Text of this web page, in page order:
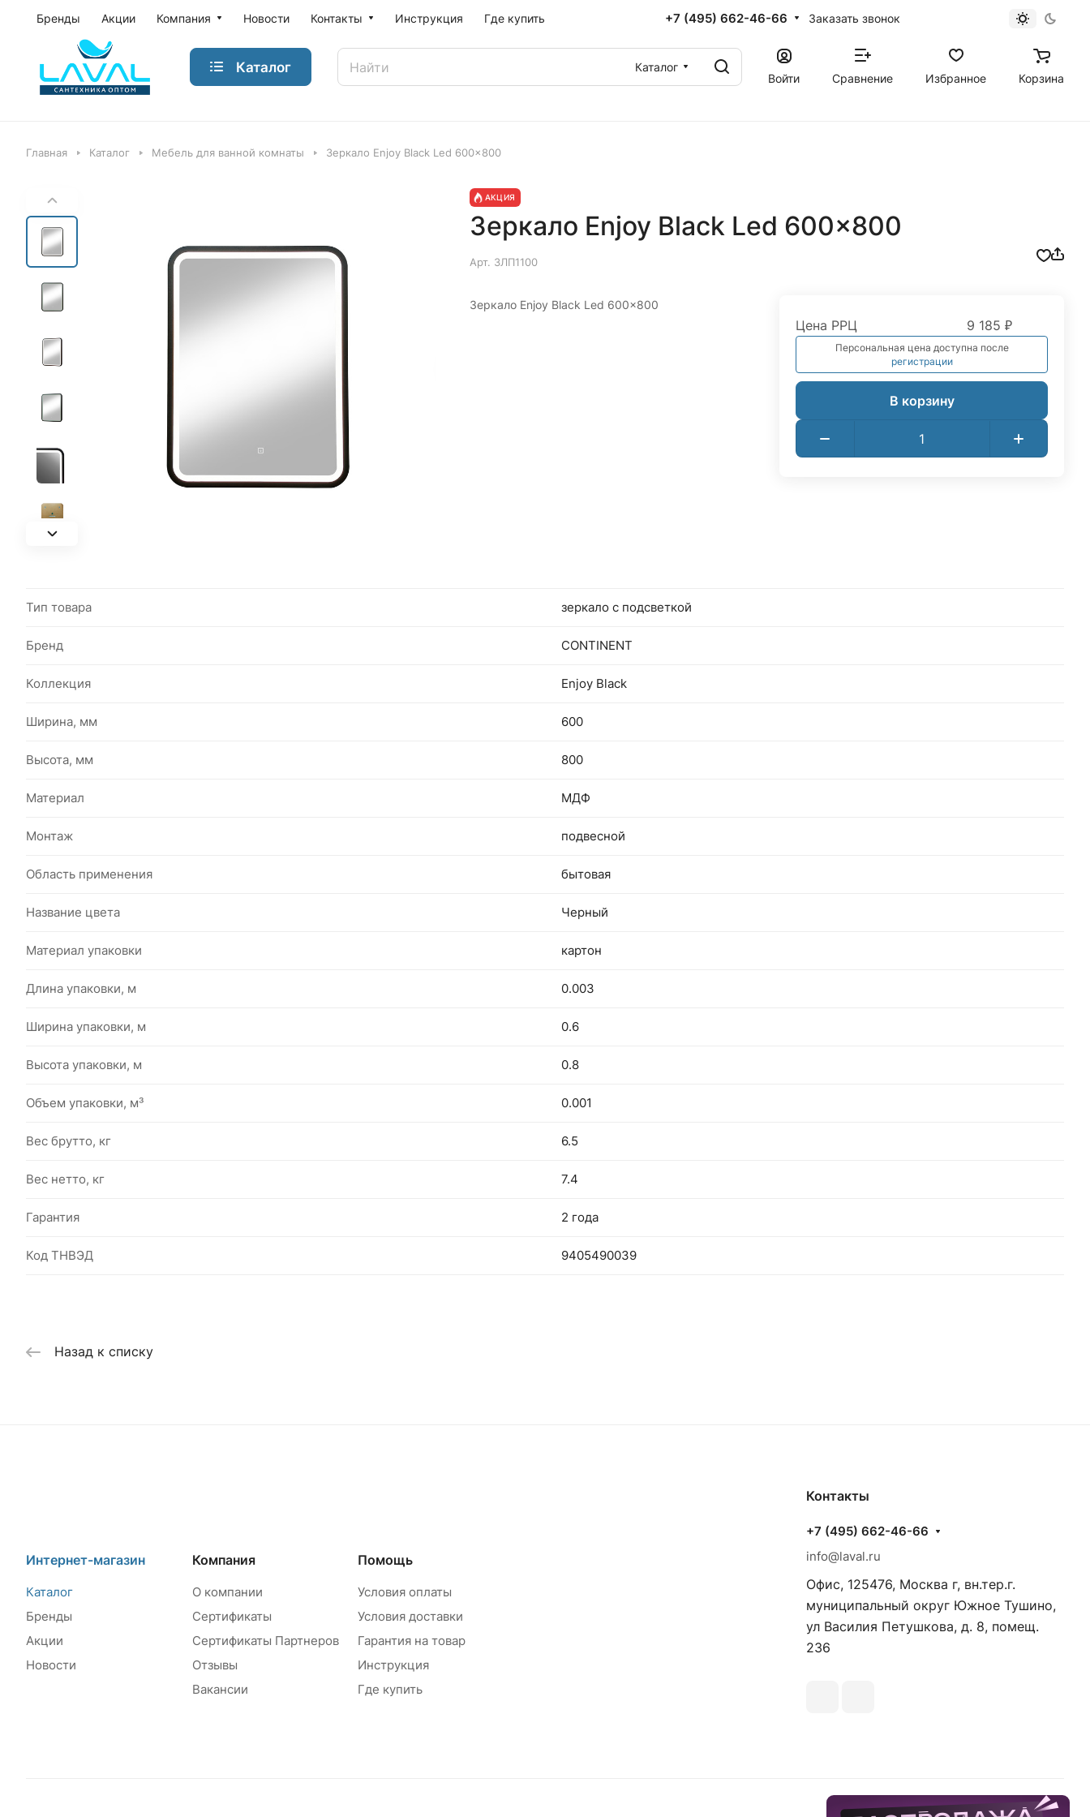
Бренды Акции Компания Новости Контакты Инструкция Где купить +7 (495) 662-46-66 Заказать звонок
Каталог
Каталог
Войти
Сравнение Избранное Корзина
Главная Каталог Мебель для ванной комнаты Зеркало Enjoy Black Led 600x800
АКЦИЯ
Зеркало Enjoy Black Led 600x800
Арт. ЗЛП1100
Зеркало Enjoy Black Led 600x800
Цена РРЦ 9 185 ₽
Персональная цена доступна после
регистрации
В корзину
Тип товара зеркало с подсветкой
Бренд CONTINENT
Коллекция Enjoy Black
Ширина, мм 600
Высота, мм 800
Материал МДФ
Монтаж подвесной
Область применения бытовая
Название цвета Черный
Материал упаковки картон
Длина упаковки, м 0.003
Ширина упаковки, м 0.6
Высота упаковки, м 0.8
Объем упаковки, м³ 0.001
Вес брутто, кг 6.5
Вес нетто, кг 7.4
Гарантия 2 года
Код ТНВЭД 9405490039
Назад к списку
Интернет-магазин
Каталог
Бренды
Акции
Новости
Компания
О компании
Сертификаты
Сертификаты Партнеров
Отзывы
Вакансии
Помощь
Условия оплаты
Условия доставки
Гарантия на товар
Инструкция
Где купить
Контакты
+7 (495) 662-46-66
info@laval.ru
Офис, 125476, Москва г, вн.тер.г.
муниципальный округ Южное Тушино,
ул Василия Петушкова, д. 8, помещ.
236